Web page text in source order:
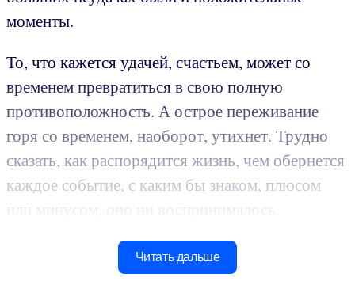
моменты.
То, что кажется удачей, счастьем, может со
временем превратиться в свою полную
противоположность. А острое переживание
горя со временем, наоборот, утихнет. Трудно
сказать, как распорядится жизнь, чем обернется
каждое событие, с каким бы знаком, плюсом
Читать дальше